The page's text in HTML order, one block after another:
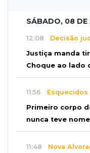
SÁBADO, 08 DE
12:08 Decisão
Justiça manda
Choque ao lado
11:56 Esquecidos
Primeiro corpo
nunca teve nome
11:48 Nova